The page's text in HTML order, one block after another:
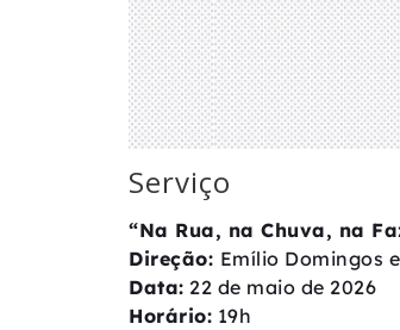
Serviço
“Na Rua, na Chuva, na
Direção: Emílio Domingos
Data: 22 de maio de 2026
Horário: 19h